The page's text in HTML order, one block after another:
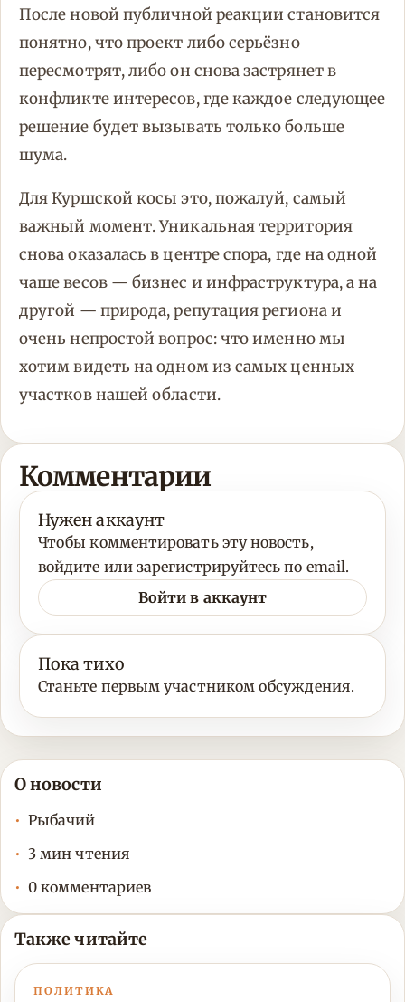
После новой публичной реакции становится
понятно, что проект либо серьёзно
пересмотрят, либо он снова застрянет в
конфликте интересов, где каждое следующее
решение будет вызывать только больше
шума.
Для Куршской косы это, пожалуй, самый
важный момент. Уникальная территория
снова оказалась в центре спора, где на одной
чаше весов — бизнес и инфраструктура, а на
другой — природа, репутация региона и
очень непростой вопрос: что именно мы
хотим видеть на одном из самых ценных
участков нашей области.
Комментарии
Нужен аккаунт
Чтобы комментировать эту новость,
войдите или зарегистрируйтесь по email.
Войти в аккаунт
Пока тихо
Станьте первым участником обсуждения.
О новости
Рыбачий
3 мин чтения
0 комментариев
Также читайте
ПОЛИТИКА